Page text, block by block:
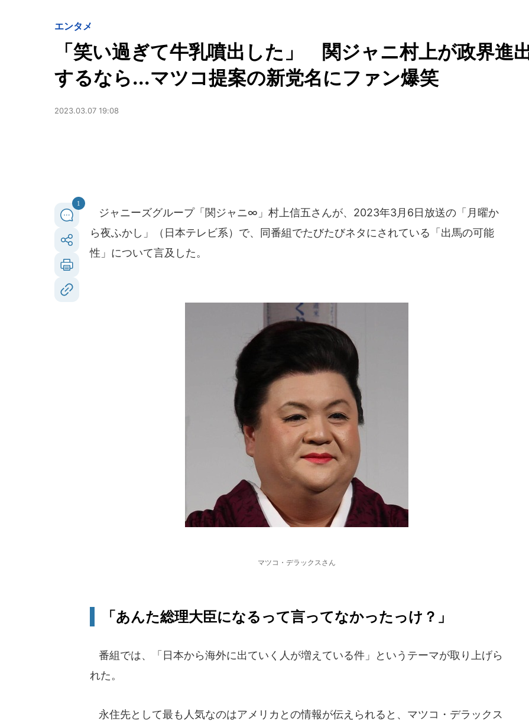
エンタメ
「笑い過ぎて牛乳噴出した」 関ジャニ村上が政界進
するなら...マツコ提案の新党名にファン爆笑
2023.03.07 19:08
1
ジャニーズグループ「関ジャニ∞」村上信五さんが、2023年3月6日放送の「月曜か
ら夜ふかし」（日本テレビ系）で、同番組でたびたびネタにされている「出馬の可能
性」について言及した。
マツコ・デラックスさん
「あんた総理大臣になるって言ってなかったっけ？」
番組では、「日本から海外に出ていく人が増えている件」というテーマが取り上げら
れた。
永住先として最も人気なのはアメリカとの情報が伝えられると、マツコ・デラックス